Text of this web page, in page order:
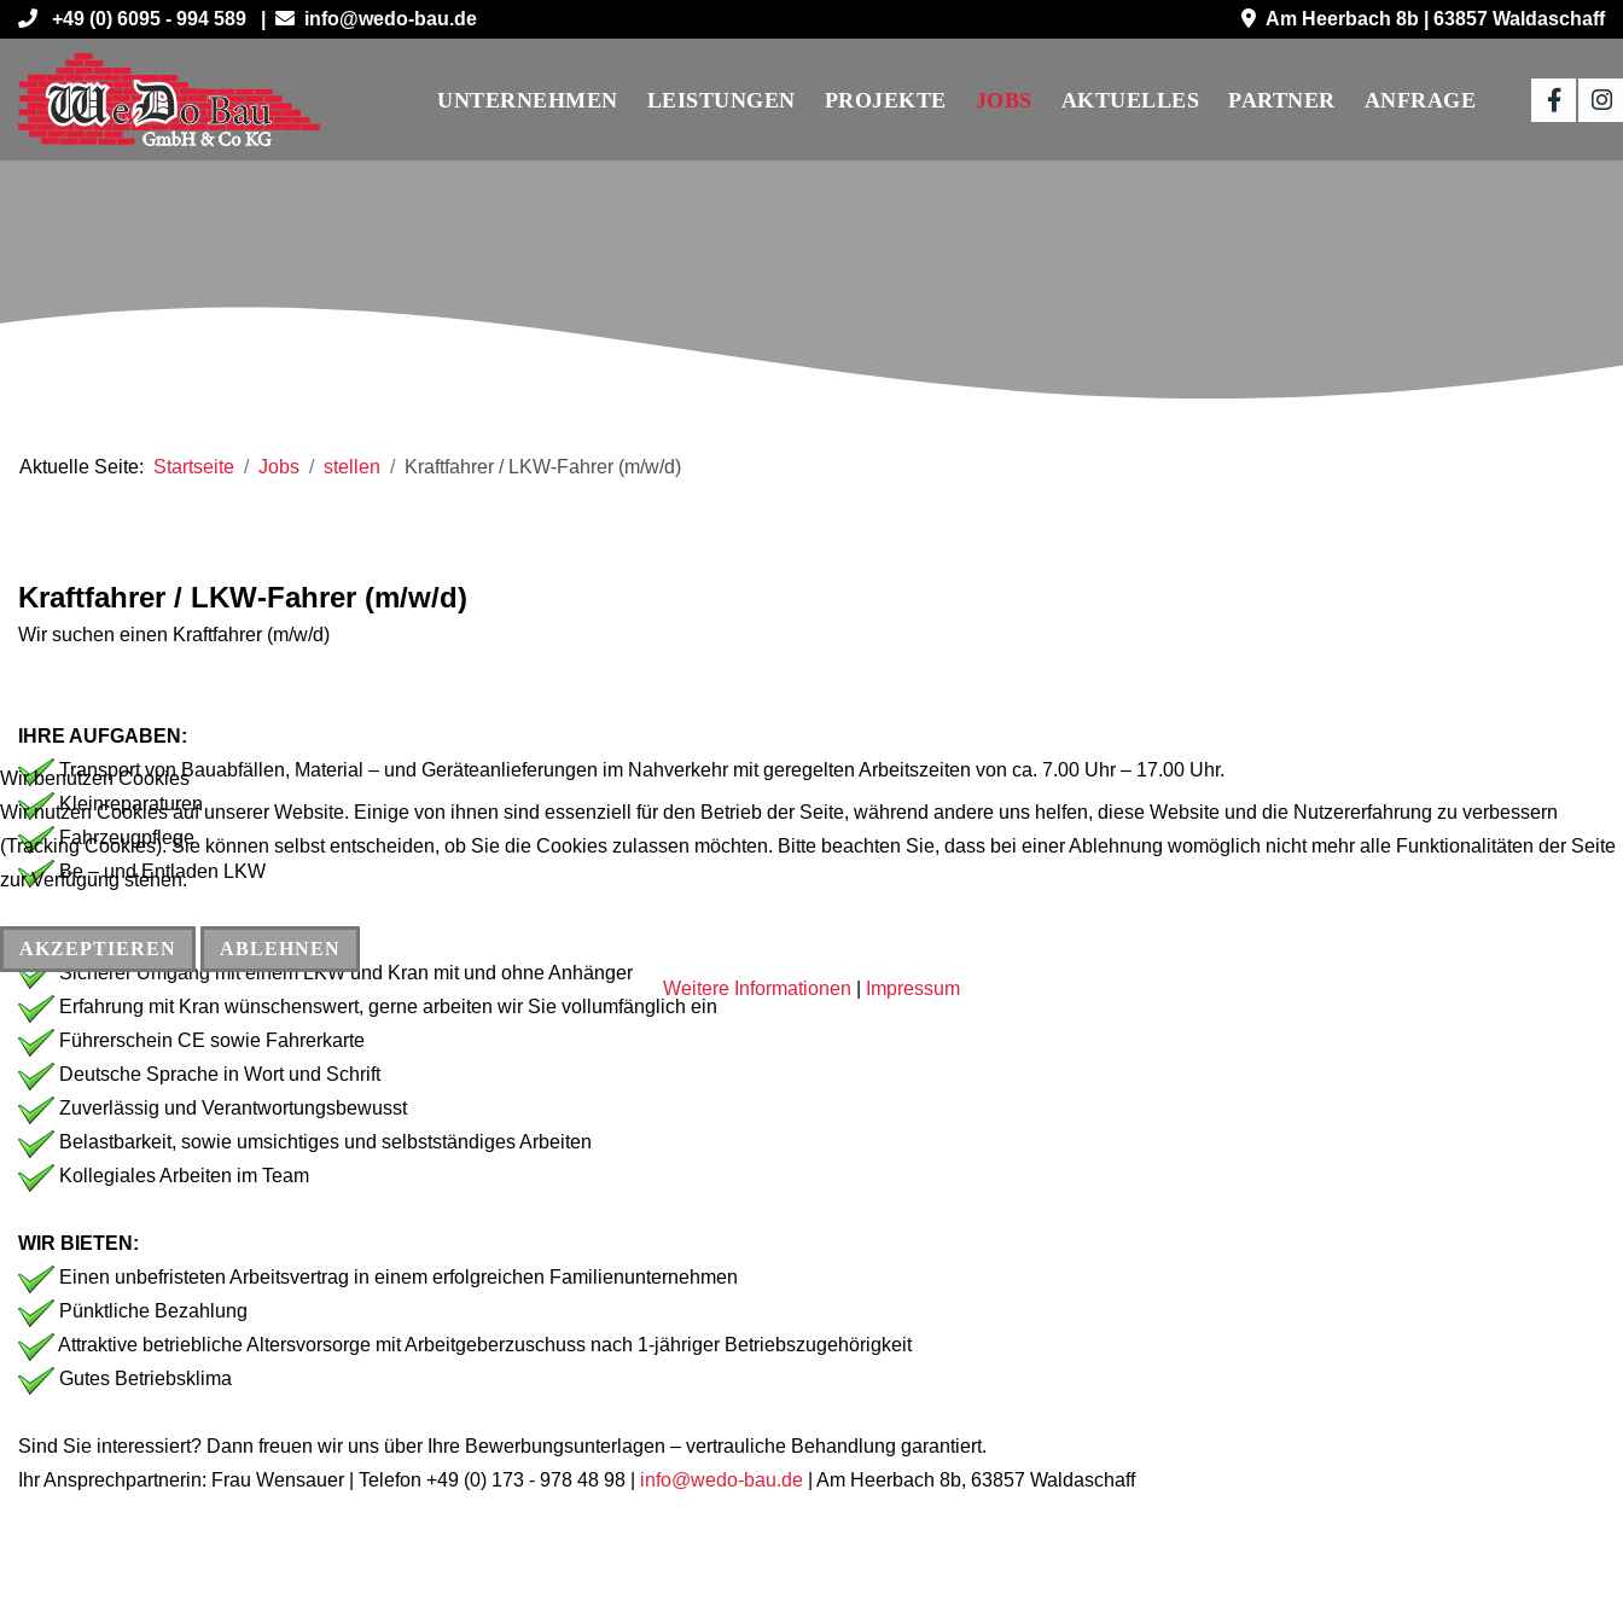
+49 (0) 6095 - 994 589 | info@wedo-bau.de Am Heerbach 8b | 63857 Waldaschaff
UNTERNEHMEN LEISTUNGEN PROJEKTE JOBS AKTUELLES PARTNER ANFRAGE
Aktuelle Seite: Startseite Jobs stellen Kraftfahrer / LKW-Fahrer (m/w/d)
Kraftfahrer / LKW-Fahrer (m/w/d)
Wir suchen einen Kraftfahrer (m/w/d)
IHRE AUFGABEN:
Transport von Bauabfällen, Material – und Geräteanlieferungen im Nahverkehr mit geregelten Arbeitszeiten von ca. 7.00 Uhr – 17.00 Uhr.
Kleinreparaturen
Fahrzeugpflege
Be – und Entladen LKW
IHR PROFIL:
Sicherer Umgang mit einem LKW und Kran mit und ohne Anhänger
Erfahrung mit Kran wünschenswert, gerne arbeiten wir Sie vollumfänglich ein
Führerschein CE sowie Fahrerkarte
Deutsche Sprache in Wort und Schrift
Zuverlässig und Verantwortungsbewusst
Belastbarkeit, sowie umsichtiges und selbstständiges Arbeiten
Kollegiales Arbeiten im Team
WIR BIETEN:
Einen unbefristeten Arbeitsvertrag in einem erfolgreichen Familienunternehmen
Pünktliche Bezahlung
Attraktive betriebliche Altersvorsorge mit Arbeitgeberzuschuss nach 1-jähriger Betriebszugehörigkeit
Gutes Betriebsklima
Sind Sie interessiert? Dann freuen wir uns über Ihre Bewerbungsunterlagen – vertrauliche Behandlung garantiert.
Ihr Ansprechpartnerin: Frau Wensauer | Telefon +49 (0) 173 - 978 48 98 | info@wedo-bau.de | Am Heerbach 8b, 63857 Waldaschaff
Wir benutzen Cookies
Wir nutzen Cookies auf unserer Website. Einige von ihnen sind essenziell für den Betrieb der Seite, während andere uns helfen, diese Website und die Nutzererfahrung zu verbessern
(Tracking Cookies). Sie können selbst entscheiden, ob Sie die Cookies zulassen möchten. Bitte beachten Sie, dass bei einer Ablehnung womöglich nicht mehr alle Funktionalitäten der Seite
zur Verfügung stehen.
AKZEPTIEREN
ABLEHNEN
Weitere Informationen
Impressum